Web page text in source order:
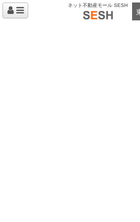
ネット不動産モール SESH